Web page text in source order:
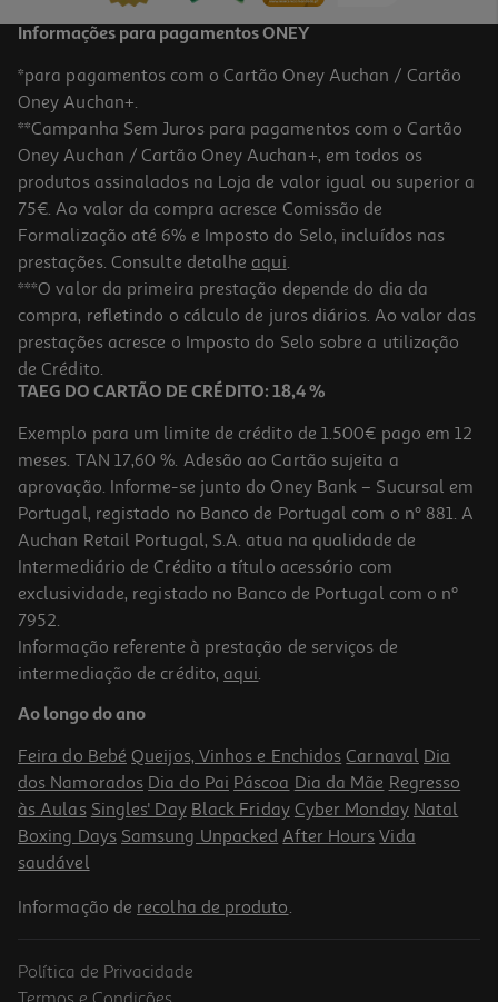
4.4 (39)
Tablet Samsung Galaxy Tab A11 Wifi (8.7" 4gb/64gb Cinzento)
139.99 €/un
139,99 €
Tablet Redmi Pad 2 Graphite Gray 4/64gb
179.99 €/un
179,99 €
Informações para pagamentos ONEY
*para pagamentos com o Cartão Oney Auchan / Cartão
Oney Auchan+.
**Campanha Sem Juros para pagamentos com o Cartão
Oney Auchan / Cartão Oney Auchan+, em todos os
produtos assinalados na Loja de valor igual ou superior a
75€. Ao valor da compra acresce Comissão de
Formalização até 6% e Imposto do Selo, incluídos nas
prestações. Consulte detalhe aqui.
***O valor da primeira prestação depende do dia da
compra, refletindo o cálculo de juros diários. Ao valor das
prestações acresce o Imposto do Selo sobre a utilização
de Crédito.
TAEG DO CARTÃO DE CRÉDITO: 18,4 %
Exemplo para um limite de crédito de 1.500€ pago em 12
meses. TAN 17,60 %. Adesão ao Cartão sujeita a
aprovação. Informe-se junto do Oney Bank – Sucursal em
Portugal, registado no Banco de Portugal com o nº 881. A
Auchan Retail Portugal, S.A. atua na qualidade de
Intermediário de Crédito a título acessório com
exclusividade, registado no Banco de Portugal com o nº
7952.
Informação referente à prestação de serviços de
intermediação de crédito, aqui.
Ao longo do ano
Feira do Bebé Queijos, Vinhos e Enchidos Carnaval Dia
dos Namorados Dia do Pai Páscoa Dia da Mãe Regresso
às Aulas Singles' Day Black Friday Cyber Monday Natal
Boxing Days Samsung Unpacked After Hours Vida
saudável
Informação de recolha de produto.
Política de Privacidade
Termos e Condições